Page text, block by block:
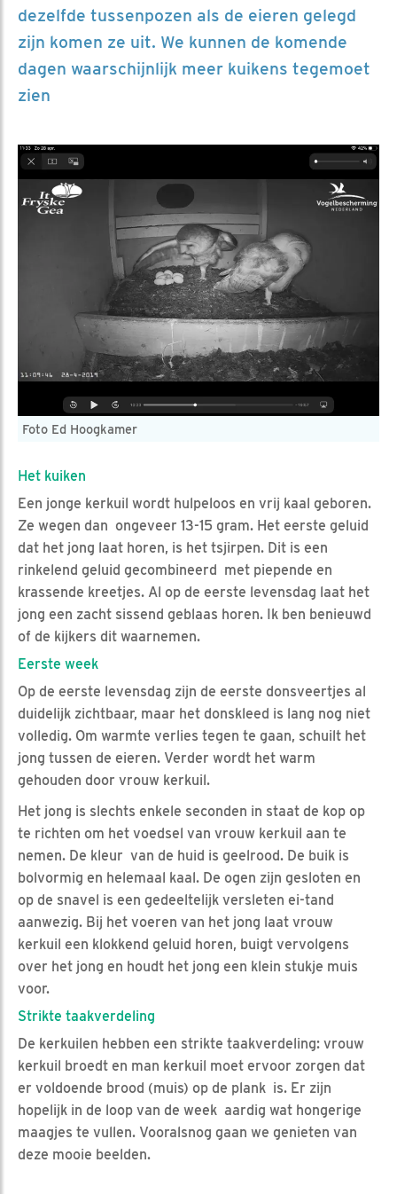
dezelfde tussenpozen als de eieren gelegd
zijn komen ze uit. We kunnen de komende
dagen waarschijnlijk meer kuikens tegemoet
zien
Foto Ed Hoogkamer
Het kuiken
Een jonge kerkuil wordt hulpeloos en vrij kaal geboren.
Ze wegen dan ongeveer 13-15 gram. Het eerste geluid
dat het jong laat horen, is het tsjirpen. Dit is een
rinkelend geluid gecombineerd met piepende en
krassende kreetjes. Al op de eerste levensdag laat het
jong een zacht sissend geblaas horen. Ik ben benieuwd
of de kijkers dit waarnemen.
Eerste week
Op de eerste levensdag zijn de eerste donsveertjes al
duidelijk zichtbaar, maar het donskleed is lang nog niet
volledig. Om warmte verlies tegen te gaan, schuilt het
jong tussen de eieren. Verder wordt het warm
gehouden door vrouw kerkuil.
Het jong is slechts enkele seconden in staat de kop op
te richten om het voedsel van vrouw kerkuil aan te
nemen. De kleur van de huid is geelrood. De buik is
bolvormig en helemaal kaal. De ogen zijn gesloten en
op de snavel is een gedeeltelijk versleten ei-tand
aanwezig. Bij het voeren van het jong laat vrouw
kerkuil een klokkend geluid horen, buigt vervolgens
over het jong en houdt het jong een klein stukje muis
voor.
Strikte taakverdeling
De kerkuilen hebben een strikte taakverdeling: vrouw
kerkuil broedt en man kerkuil moet ervoor zorgen dat
er voldoende brood (muis) op de plank is. Er zijn
hopelijk in de loop van de week aardig wat hongerige
maagjes te vullen. Vooralsnog gaan we genieten van
deze mooie beelden.